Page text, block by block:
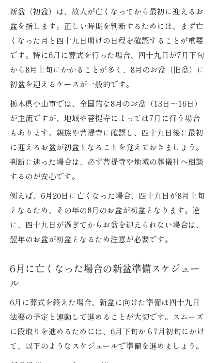
葬式と新盆の最低限おさえる段取り
新盆しないといけないことの優先順位
必要な供え物と葬式準備の全手順を解説
葬式と新盆で必要な供え物リストと準備法
新盆用セット活用で効率的な葬式準備を実
現
初盆の供え物準備でやることと流れ
新盆に必要な最低限の供え物と手配手順
葬式準備と新盆供え物の選び方ポイント
初盆で失礼しない供え物の渡し方と表現例
葬式時の初盆供え物を丁寧に渡すコツ
新盆供え物を渡す際の失礼しない言い方
初盆供え物の表書きとマナーを解説
新盆で気をつけたい供え物の包み方
地域慣習を踏まえた葬式と新盆準備の流れ
新盆準備で押さえたい地域独自の流れ
家族だけでできる新盆と葬式の進め方
地域差が出やすい新盆マナーのポイント
新盆の常識と葬式準備で迷わないコツ
新盆（初盆）は、故人が亡くなってから最初に迎えるお
盆を指します。正しい時期を判断するためには、まず亡
くなった月と四十九日明けの日程を確認することが重要
です。特に6月に葬式を行った場合、四十九日が7月下旬
から8月上旬にかかることが多く、8月のお盆（旧盆）に
初盆を迎えるケースが一般的です。
栃木県小山市では、全国的な8月のお盆（13日～16日）
が主流ですが、地域や菩提寺によっては7月に行う場合
もあります。親族や菩提寺に確認し、四十九日後に最初
に迎えるお盆が初盆となることを覚えておきましょう。
判断に迷った場合は、必ず菩提寺や地域の葬儀社へ相談
するのが安心です。
例えば、6月20日に亡くなった場合、四十九日が8月上旬
となるため、その年の8月のお盆が初盆となります。逆
に、四十九日が過ぎてからお盆を迎えられない場合は、
翌年のお盆が初盆となるため注意が必要です。
6月に亡くなった場合の新盆準備スケジュー
ル
6月に葬式を終えた場合、新盆に向けた準備は四十九日
法要の予定と連動して進めることが大切です。スムーズ
に段取りを進めるためには、6月下旬から7月初旬にかけ
て、以下のようなスケジュールで準備を進めましょう。